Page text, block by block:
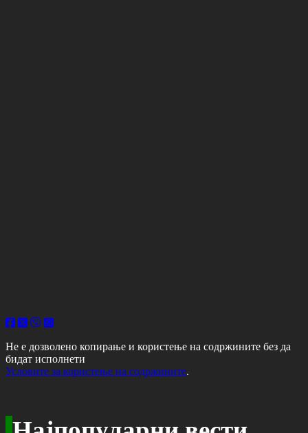
Не е дозволено копирање и користење на содржините без да
бидат исполнети
Условите за користење на содржините.